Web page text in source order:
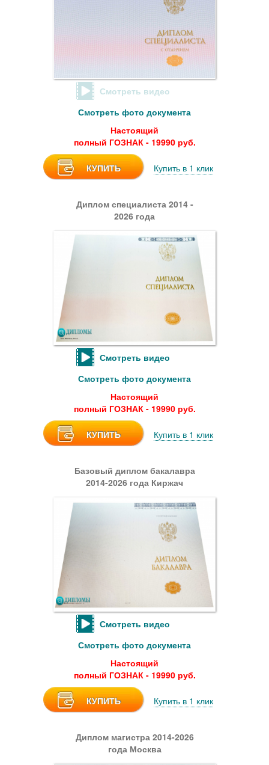
Смотреть видео
Смотреть фото документа
Настоящий
полный ГОЗНАК - 19990 руб.
КУПИТЬ Купить в 1 клик
Диплом специалиста 2014 -
2026 года
Смотреть видео
Смотреть фото документа
Настоящий
полный ГОЗНАК - 19990 руб.
КУПИТЬ Купить в 1 клик
Базовый диплом бакалавра
2014-2026 года Киржач
Смотреть видео
Смотреть фото документа
Настоящий
полный ГОЗНАК - 19990 руб.
КУПИТЬ Купить в 1 клик
Диплом магистра 2014-2026
года Москва